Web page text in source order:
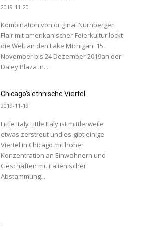
2019-11-20
Kombination von original Nürnberger
Flair mit amerikanischer Feierkultur lockt
die Welt an den Lake Michigan. 15.
November bis 24 Dezember 2019an der
Daley Plaza in...
Chicago’s ethnische Viertel
2019-11-19
Little Italy Little Italy ist mittlerweile
etwas zerstreut und es gibt einige
Viertel in Chicago mit hoher
Konzentration an Einwohnern und
Geschäften mit italienischer
Abstammung....